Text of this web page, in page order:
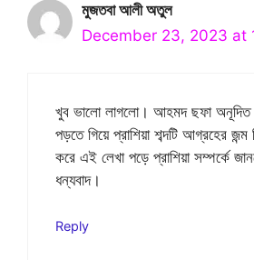
মুজতবা আলী অতুল
December 23, 2023 at
খুব ভালো লাগলো। আহমদ ছফা অনূদিত
পড়তে গিয়ে প্রাশিয়া শব্দটি আগ্রহের জন্ম
করে এই লেখা পড়ে প্রাশিয়া সম্পর্কে
ধন্যবাদ।
Reply